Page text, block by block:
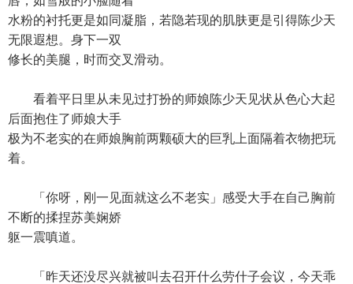
水粉的衬托更是如同凝脂，若隐若现的肌肤更是引得陈少天
无限遐想。身下一双
修长的美腿，时而交叉滑动。
看着平日里从未见过打扮的师娘陈少天见状从色心大起
后面抱住了师娘大手
极为不老实的在师娘胸前两颗硕大的巨乳上面隔着衣物把玩
着。
「你呀，刚一见面就这么不老实」感受大手在自己胸前
不断的揉捏苏美娴娇
躯一震嗔道。
「昨天还没尽兴就被叫去召开什么劳什子会议，今天乖